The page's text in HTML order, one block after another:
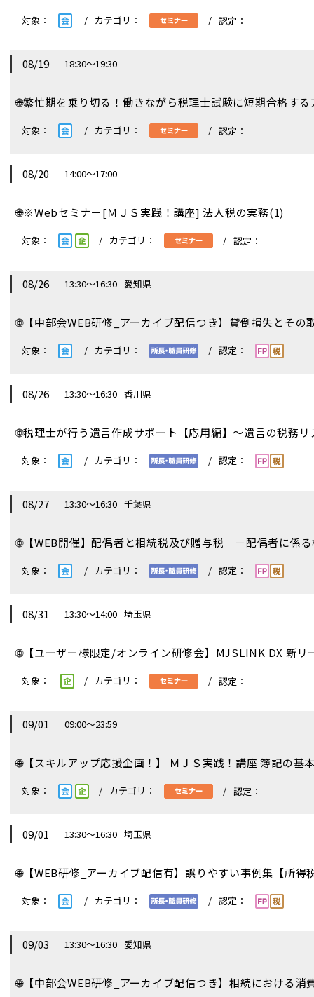
08/19 18:30～19:30
🌐繁忙期を乗り切る！働きながら税理士試験に短期合格す
08/20 14:00～17:00
🌐※Webセミナー[ＭＪＳ実践！講座] 法人税の実務(1)
08/26 13:30～16:30 愛知県
🌐【中部会WEB研修_アーカイブ配信つき】貸倒損失と
08/26 13:30～16:30 香川県
🌐税理士が行う遺言作成サポート【応用編】～遺言の税務
08/27 13:30～16:30 千葉県
🌐【WEB開催】配偶者と相続税及び贈与税 －配偶者に係
08/31 13:30～14:00 埼玉県
🌐【ユーザー様限定/オンライン研修会】MJSLINK DX 新リ
09/01 09:00～23:59
🌐【スキルアップ応援企画！】 ＭＪＳ実践！講座 簿記の基
09/01 13:30～16:30 埼玉県
🌐【WEB研修_アーカイブ配信有】誤りやすい事例集【所
09/03 13:30～16:30 愛知県
🌐【中部会WEB研修_アーカイブ配信つき】相続におけ